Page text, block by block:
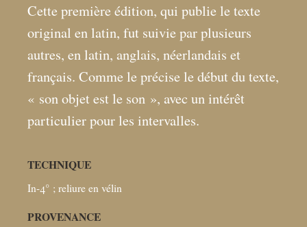
Cette première édition, qui publie le texte
original en latin, fut suivie par plusieurs
autres, en latin, anglais, néerlandais et
français. Comme le précise le début du texte,
« son objet est le son », avec un intérêt
particulier pour les intervalles.
TECHNIQUE
In-4° ; reliure en vélin
PROVENANCE